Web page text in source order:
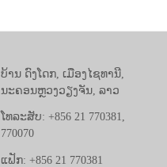
ບ້ານ ດົງໂດກ, ເມືອງໄຊທານີ,
ນະຄອນຫຼວງວຽງຈັນ, ລາວ
ໂທລະສັບ: +856 21 770381,
770070
ແຟັກ: +856 21 770381